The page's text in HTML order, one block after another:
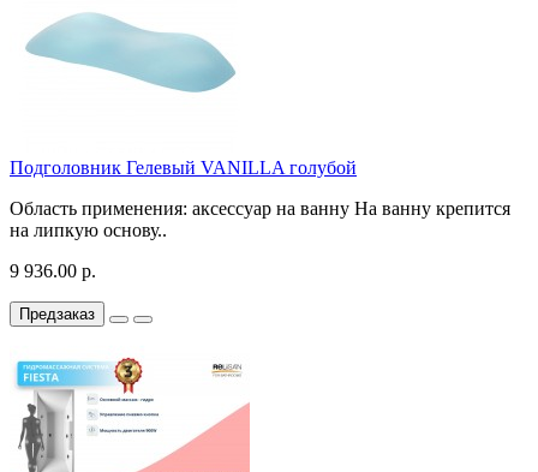
Подголовник Гелевый VANILLA голубой
Область применения: аксессуар на ванну На ванну крепится
на липкую основу..
9 936.00 р.
Предзаказ